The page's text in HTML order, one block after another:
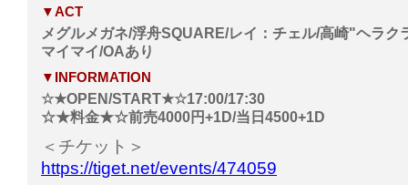
▼ACT
メグルメガネ/浮舟SQUARE/レイ：チェル/高崎"ヘラク
マイマイ/OAあり
▼INFORMATION
☆★OPEN/START★☆17:00/17:30
☆★料金★☆前売4000円+1D/当日4500+1D
＜チケット＞
https://tiget.net/events/474059